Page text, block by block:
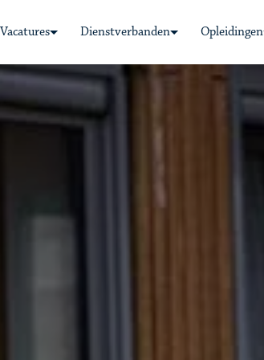
Vacatures Dienstverbanden Opleidingen